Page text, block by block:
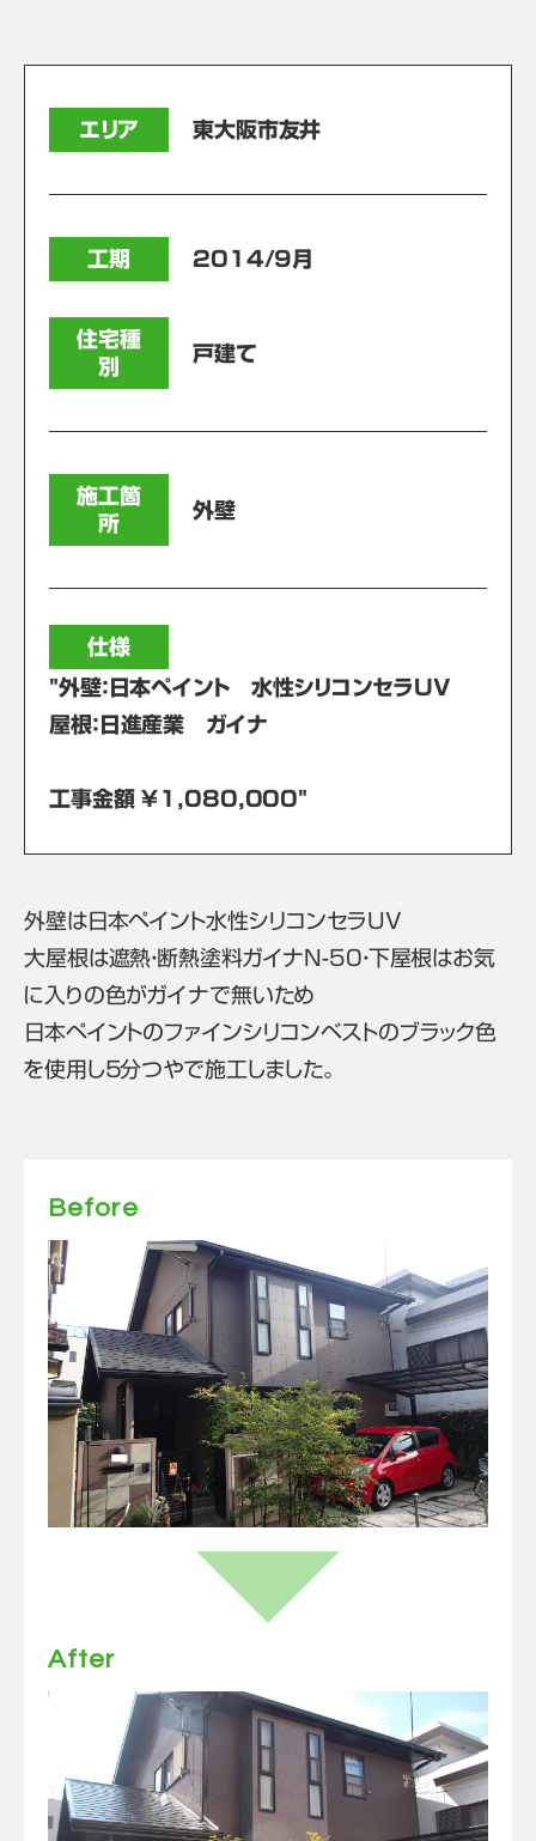
エリア 東大阪市友井
工期 2014/9月
住宅種
別
戸建て
施工箇
所
外壁
仕様
"外壁：日本ペイント 水性シリコンセラUV
屋根：日進産業 ガイナ
工事金額 ￥1,080,000"
外壁は日本ペイント水性シリコンセラUV
大屋根は遮熱・断熱塗料ガイナN-50・下屋根はお気
に入りの色がガイナで無いため
日本ペイントのファインシリコンベストのブラック色
を使用し５分つやで施工しました。
Before
After